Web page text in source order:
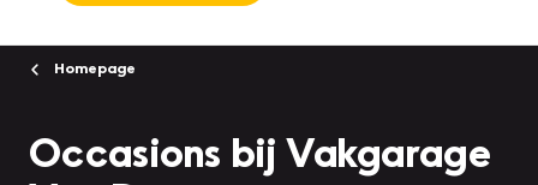
Homepage
Occasions bij Vakgarage